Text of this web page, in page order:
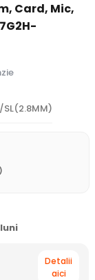
Card, Mic,
SL(2.8MM)
luni
Detalii
aici